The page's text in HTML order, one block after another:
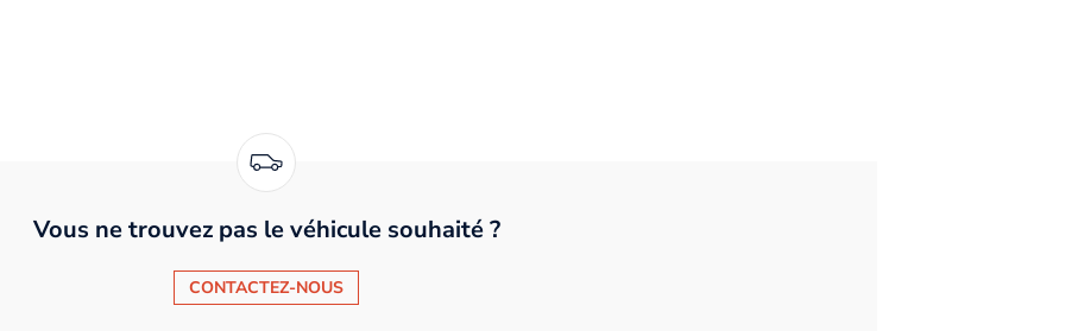
Vous ne trouvez pas le véhicule souhaité ?
CONTACTEZ-NOUS